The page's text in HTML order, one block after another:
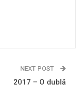
NEXT POST
2017 – O dublă